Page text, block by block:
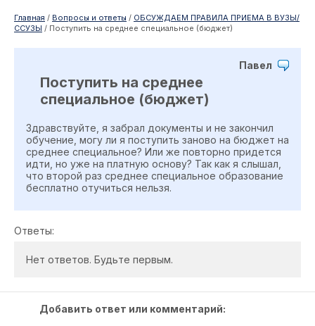
Главная / Вопросы и ответы / ОБСУЖДАЕМ ПРАВИЛА ПРИЕМА В ВУЗЫ/
ССУЗЫ / Поступить на среднее специальное (бюджет)
Павел
Поступить на среднее
специальное (бюджет)
Здравствуйте, я забрал документы и не закончил
обучение, могу ли я поступить заново на бюджет на
среднее специальное? Или же повторно придется
идти, но уже на платную основу? Так как я слышал,
что второй раз среднее специальное образование
бесплатно отучиться нельзя.
Ответы:
Нет ответов. Будьте первым.
Добавить ответ или комментарий: